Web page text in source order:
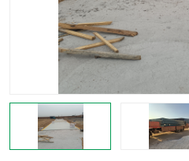
冷却塔
塑料撕碎机